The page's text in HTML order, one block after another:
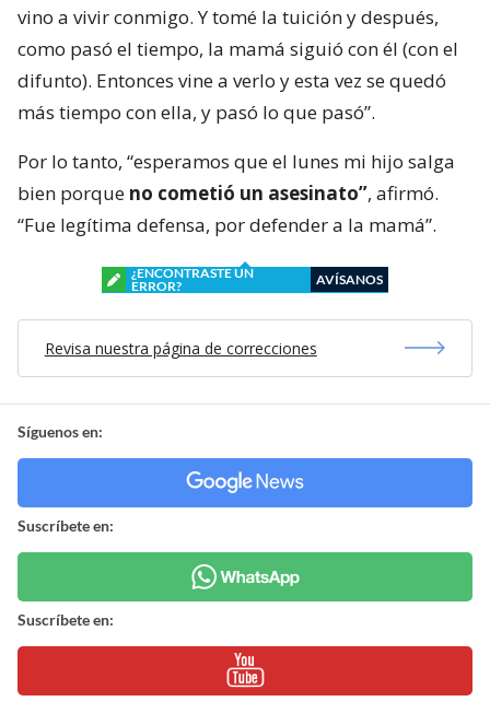
vino a vivir conmigo. Y tomé la tuición y después,
como pasó el tiempo, la mamá siguió con él (con el
difunto). Entonces vine a verlo y esta vez se quedó
más tiempo con ella, y pasó lo que pasó”.
Por lo tanto, “esperamos que el lunes mi hijo salga
bien porque no cometió un asesinato”, afirmó.
“Fue legítima defensa, por defender a la mamá”.
¿ENCONTRASTE UN
ERROR?
AVÍSANOS
Revisa nuestra página de correcciones
Síguenos en:
Suscríbete en:
Suscríbete en: